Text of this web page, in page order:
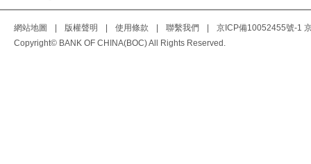
網站地圖 版權聲明 使用條款 聯繫我們 京ICP備10052455號-1
Copyright© BANK OF CHINA(BOC) All Rights Reserved.